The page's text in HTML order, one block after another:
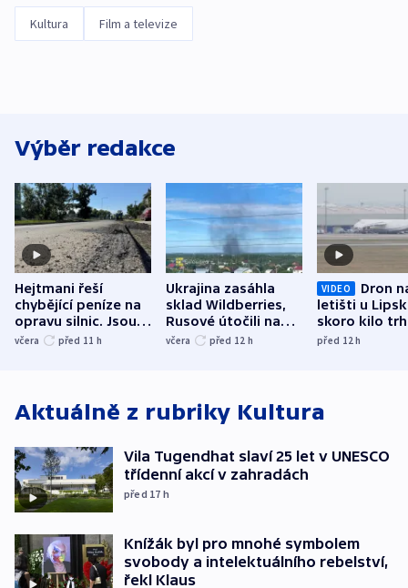
Kultura Film a televize
Výběr redakce
Hejtmani řeší
chybějící peníze na
opravu silnic. Jsou
nenárokové, namítá
včera před 11 h
Ukrajina zasáhla
sklad Wildberries,
Rusové útočili na
trh, hasiče či
včera před 12 h
VIDEO
Dron
letišti u
skoro kilo
indicie
před 12h
Aktuálně z rubriky Kultura
Vila Tugendhat slaví 25 let v UNESCO
třídenní akcí v zahradách
před 17 h
Knížák byl pro mnohé symbolem
svobody a intelektuálního rebelství,
řekl Klaus